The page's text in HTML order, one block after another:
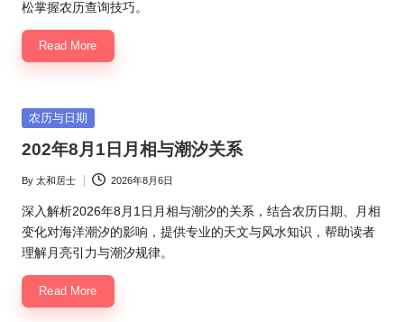
松掌握农历查询技巧。
Read More
Posted
农历与日期
202年8月1日月相与潮汐关系
Posted
by
By 太和居士 2026年8月6日
深入解析2026年8月1日月相与潮汐的关系，结合农历日期、月相
变化对海洋潮汐的影响，提供专业的天文与风水知识，帮助读者
理解月亮引力与潮汐规律。
Read More